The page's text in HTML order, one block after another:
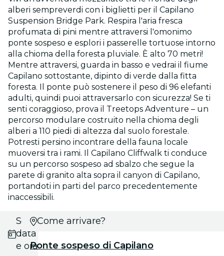
alberi sempreverdi con i biglietti per il Capilano
Suspension Bridge Park. Respira l'aria fresca
profumata di pini mentre attraversi l'omonimo
ponte sospeso e esplori i passerelle tortuose intorno
alla chioma della foresta pluviale. È alto 70 metri!
Mentre attraversi, guarda in basso e vedrai il fiume
Capilano sottostante, dipinto di verde dalla fitta
foresta. Il ponte può sostenere il peso di 96 elefanti
adulti, quindi puoi attraversarlo con sicurezza! Se ti
senti coraggioso, prova il Treetops Adventure – un
percorso modulare costruito nella chioma degli
alberi a 110 piedi di altezza dal suolo forestale.
Potresti persino incontrare della fauna locale
muoversi tra i rami. Il Capilano Cliffwalk ti conduce
su un percorso sospeso ad sbalzo che segue la
parete di granito alta sopra il canyon di Capilano,
portandoti in parti del parco precedentemente
inaccessibili.
Scegli
data
e ora
Come arrivare?
Ponte sospeso di Capilano